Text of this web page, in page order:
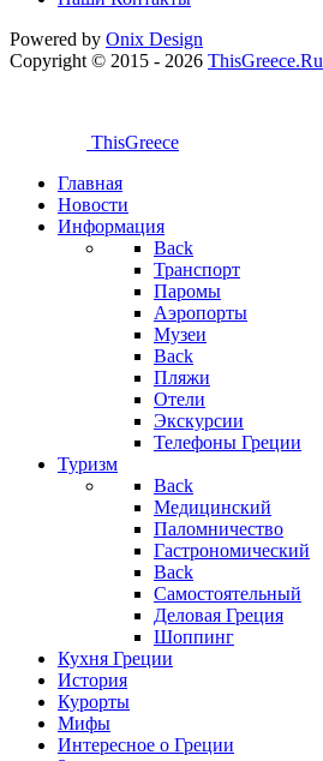
Powered by Onix Design
Copyright © 2015 - 2026 ThisGreece.Ru
ThisGreece
Главная
Новости
Информация
Back
Транспорт
Паромы
Аэропорты
Музеи
Back
Пляжи
Отели
Экскурсии
Телефоны Греции
Туризм
Back
Медицинский
Паломничество
Гастрономический
Back
Самостоятельный
Деловая Греция
Шоппинг
Кухня Греции
История
Курорты
Мифы
Интересное о Греции